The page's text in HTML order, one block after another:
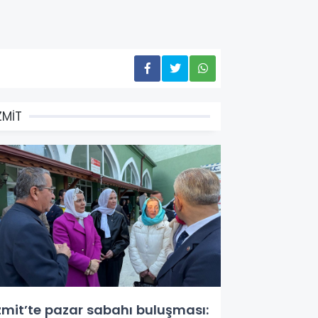
pazar sabahı buluşması: